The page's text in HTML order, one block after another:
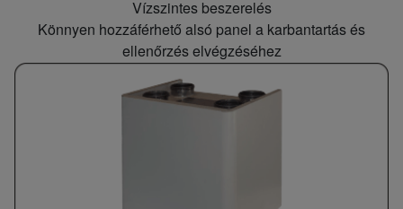
Vízszintes beszerelés
Könnyen hozzáférhető alsó panel a karbantartás és
ellenőrzés elvégzéséhez